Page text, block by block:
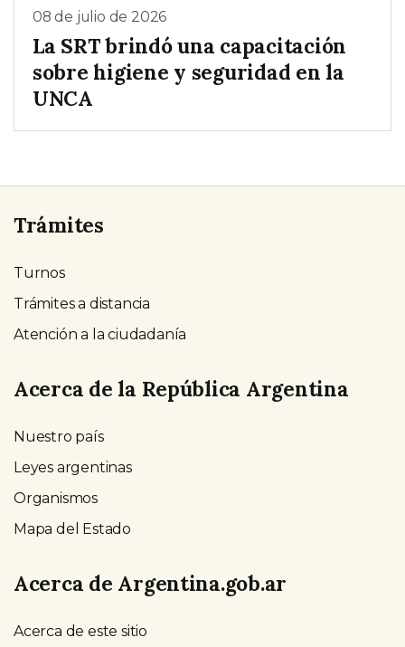
08 de julio de 2026
La SRT brindó una capacitación
sobre higiene y seguridad en la
UNCA
Trámites
Turnos
Trámites a distancia
Atención a la ciudadanía
Acerca de la República Argentina
Nuestro país
Leyes argentinas
Organismos
Mapa del Estado
Acerca de Argentina.gob.ar
Acerca de este sitio